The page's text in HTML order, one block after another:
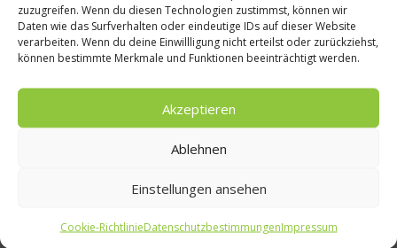
zuzugreifen. Wenn du diesen Technologien zustimmst, können wir
Daten wie das Surfverhalten oder eindeutige IDs auf dieser Website
verarbeiten. Wenn du deine Einwillligung nicht erteilst oder zurückziehst,
können bestimmte Merkmale und Funktionen beeinträchtigt werden.
Akzeptieren
Ablehnen
Einstellungen ansehen
Cookie-RichtlinieDatenschutzbestimmungenImpressum
Grill-Rezept:
mit
News
Hilft Gin gegen